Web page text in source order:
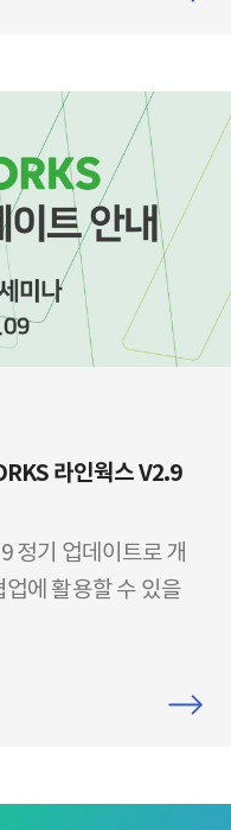
서비스와 유사한 UI
)를 기업용으로 사
천하는 상품입니다.
지(메신저), 캘린더,
이브(1TB/인) + 아카
라인웍스 V2.9
정기 업데이트로 개
에 활용할 수 있을
가 직접 소개해
도로 많은 분들이 관
못하신 분들을 위해